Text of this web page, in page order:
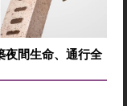
間生命、通行全